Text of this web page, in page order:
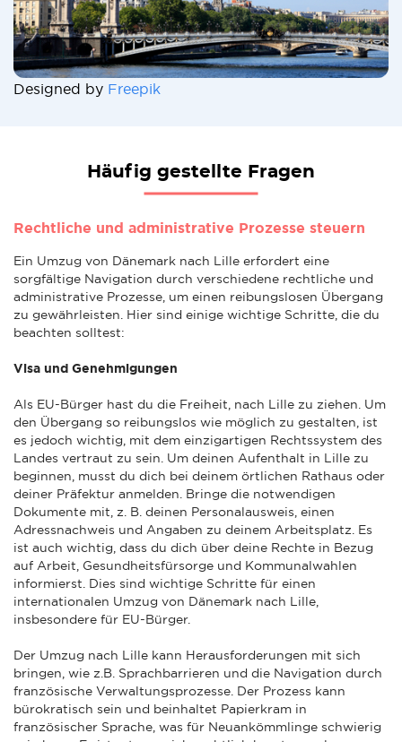
Designed by Freepik
Häufig gestellte Fragen
Rechtliche und administrative Prozesse steuern
Ein Umzug von Dänemark nach Lille erfordert eine
sorgfältige Navigation durch verschiedene rechtliche und
administrative Prozesse, um einen reibungslosen Übergang
zu gewährleisten. Hier sind einige wichtige Schritte, die du
beachten solltest:
Visa und Genehmigungen
Als EU-Bürger hast du die Freiheit, nach Lille zu ziehen. Um
den Übergang so reibungslos wie möglich zu gestalten, ist
es jedoch wichtig, mit dem einzigartigen Rechtssystem des
Landes vertraut zu sein. Um deinen Aufenthalt in Lille zu
beginnen, musst du dich bei deinem örtlichen Rathaus oder
deiner Präfektur anmelden. Bringe die notwendigen
Dokumente mit, z. B. deinen Personalausweis, einen
Adressnachweis und Angaben zu deinem Arbeitsplatz. Es
ist auch wichtig, dass du dich über deine Rechte in Bezug
auf Arbeit, Gesundheitsfürsorge und Kommunalwahlen
informierst. Dies sind wichtige Schritte für einen
internationalen Umzug von Dänemark nach Lille,
insbesondere für EU-Bürger.
Der Umzug nach Lille kann Herausforderungen mit sich
bringen, wie z.B. Sprachbarrieren und die Navigation durch
französische Verwaltungsprozesse. Der Prozess kann
bürokratisch sein und beinhaltet Papierkram in
französischer Sprache, was für Neuankömmlinge schwierig